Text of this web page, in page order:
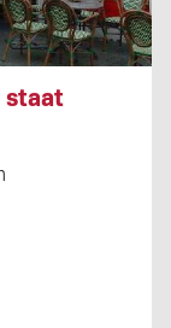
staat